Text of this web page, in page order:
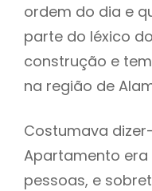
ordem do dia e
parte do léxico
construção e
na região de
Costumava
Apartamento
pessoas, e